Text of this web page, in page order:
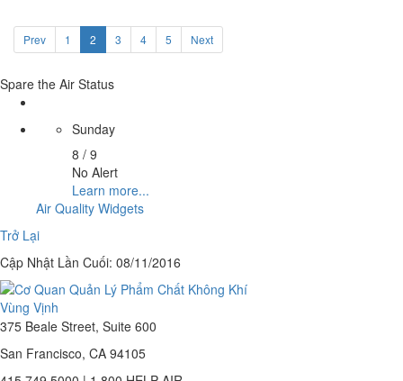
Prev 1 2 3 4 5 Next
Spare the Air Status
Sunday
8 / 9
No Alert
Learn more...
Air Quality Widgets
Trở Lại
Cập Nhật Lần Cuối: 08/11/2016
375 Beale Street, Suite 600
San Francisco, CA 94105